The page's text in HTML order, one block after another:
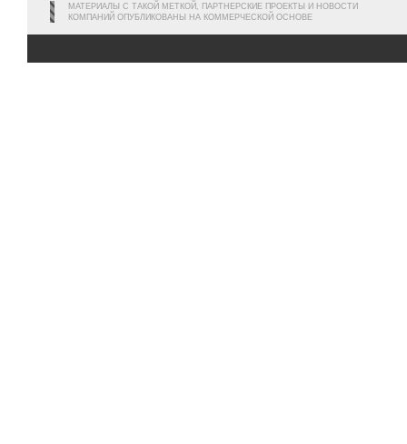
МАТЕРИАЛЫ С ТАКОЙ МЕТКОЙ, ПАРТНЕРСКИЕ ПРОЕКТЫ И НОВОСТИ
КОМПАНИЙ ОПУБЛИКОВАНЫ НА КОММЕРЧЕСКОЙ ОСНОВЕ